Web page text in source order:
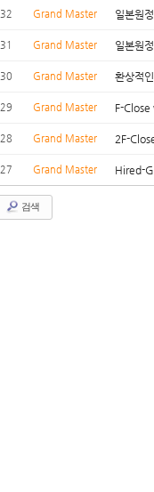
32 Grand Master 일본원
31 Grand Master 일본원
30 Grand Master 환상적
29 Grand Master F-
28 Grand Master 2F-
27 Grand Master Hired-
검색